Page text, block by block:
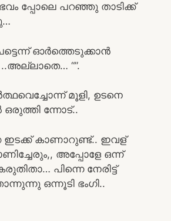
പ്പോലെ പറഞ്ഞു താടിക്ക്
ഓർത്തെടുക്കാൻ
..അല്ലാതെ… “”.
മൂളി, ഉടനെ
ഒരുത്തി ന്നോട്..
കാണാറുണ്ട്.. ഇവള്
അപ്പോളേ ഒന്ന്
പിന്നെ നേരിട്ട്
ഒന്നൂടി ഭംഗി..